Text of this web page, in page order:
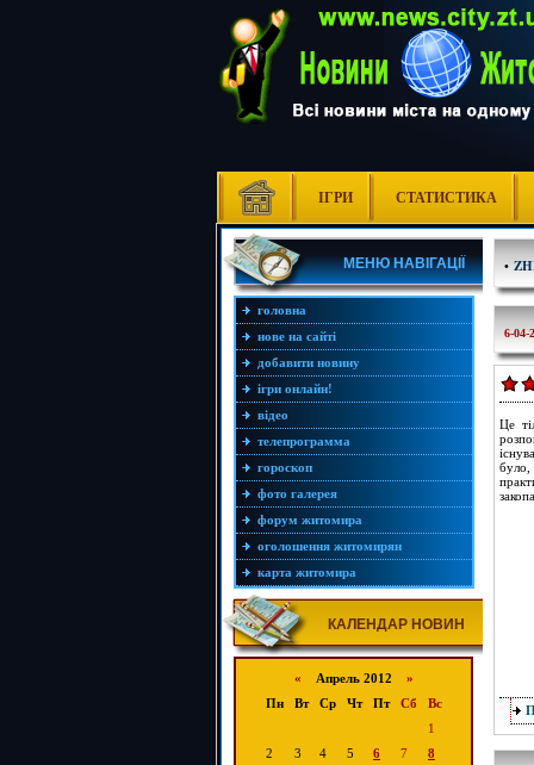
ІГРИ СТАТИСТИКА
МЕНЮ НАВІГАЦІЇ
головна
нове на сайті
добавити новину
ігри онлайн!
відео
телепрограмма
гороскоп
фото галерея
форум житомира
оголошення житомирян
карта житомира
КАЛЕНДАР НОВИН
« Апрель 2012 »
Пн
Вт Ср Чт Пт Сб
Вс
1
2
3 4 5 6 7
8
•
6-04-
Це